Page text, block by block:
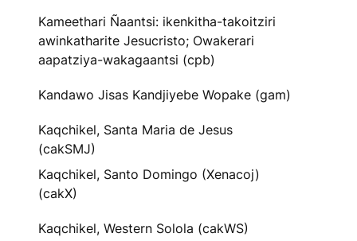
Kameethari Ñaantsi: ikenkitha-takoitziri
awinkatharite Jesucristo; Owakerari
aapatziya-wakagaantsi (cpb)
Kandawo Jisas Kandjiyebe Wopake (gam)
Kaqchikel, Santa Maria de Jesus
(cakSMJ)
Kaqchikel, Santo Domingo (Xenacoj)
(cakX)
Kaqchikel, Western Solola (cakWS)